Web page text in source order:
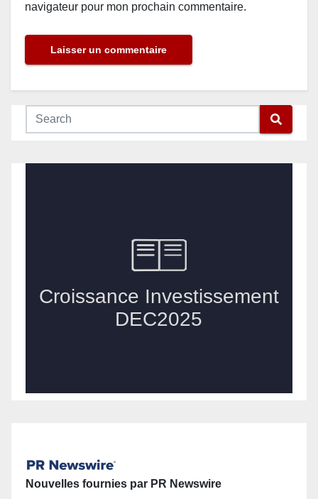
navigateur pour mon prochain commentaire.
Nouvelles fournies par PR Newswire